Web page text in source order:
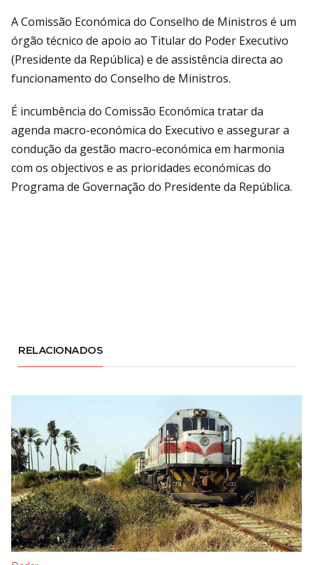
A Comissão Económica do Conselho de Ministros é um
órgão técnico de apoio ao Titular do Poder Executivo
(Presidente da República) e de assistência directa ao
funcionamento do Conselho de Ministros.
É incumbência do Comissão Económica tratar da
agenda macro-económica do Executivo e assegurar a
condução da gestão macro-económica em harmonia
com os objectivos e as prioridades económicas do
Programa de Governação do Presidente da República.
RELACIONADOS